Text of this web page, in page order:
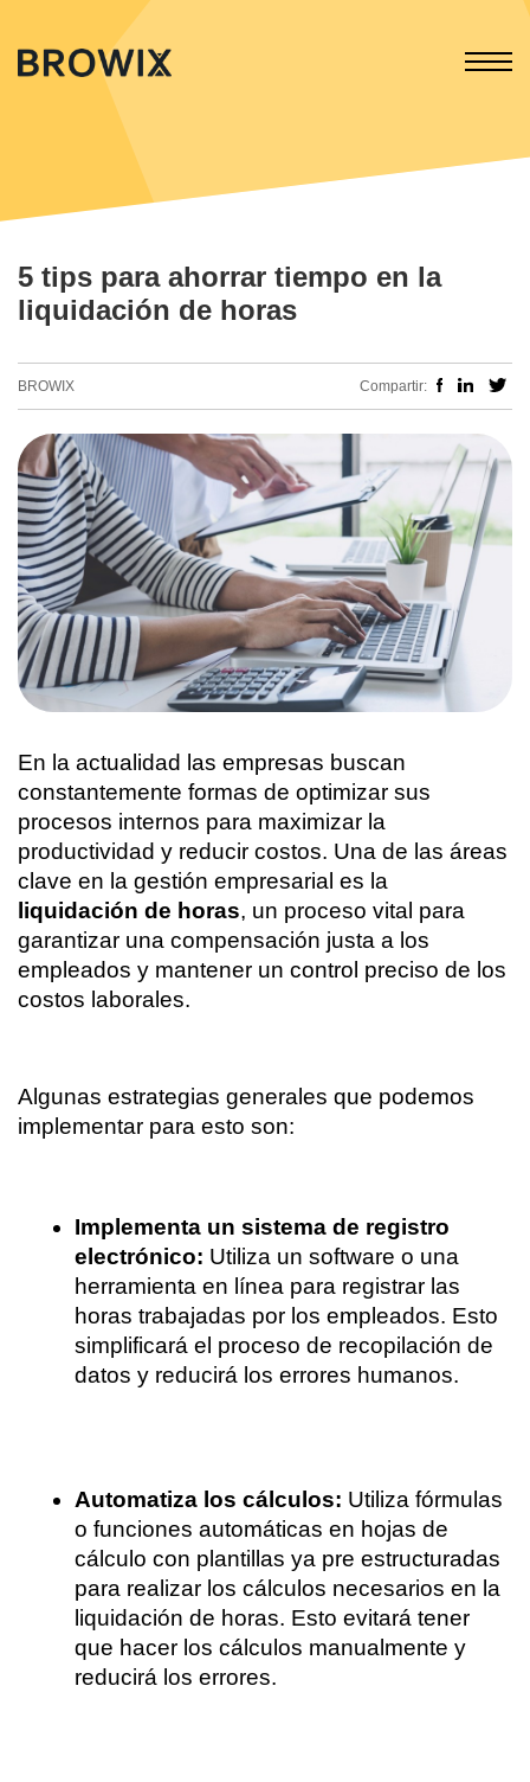
5 tips para ahorrar tiempo en la
liquidación de horas
BROWIX Compartir:
En la actualidad las empresas buscan
constantemente formas de optimizar sus
procesos internos para maximizar la
productividad y reducir costos. Una de las áreas
clave en la gestión empresarial es la
liquidación de horas, un proceso vital para
garantizar una compensación justa a los
empleados y mantener un control preciso de los
costos laborales.
Algunas estrategias generales que podemos
implementar para esto son:
Implementa un sistema de registro
electrónico: Utiliza un software o una
herramienta en línea para registrar las
horas trabajadas por los empleados. Esto
simplificará el proceso de recopilación de
datos y reducirá los errores humanos.
Automatiza los cálculos: Utiliza fórmulas
o funciones automáticas en hojas de
cálculo con plantillas ya pre estructuradas
para realizar los cálculos necesarios en la
liquidación de horas. Esto evitará tener
que hacer los cálculos manualmente y
reducirá los errores.